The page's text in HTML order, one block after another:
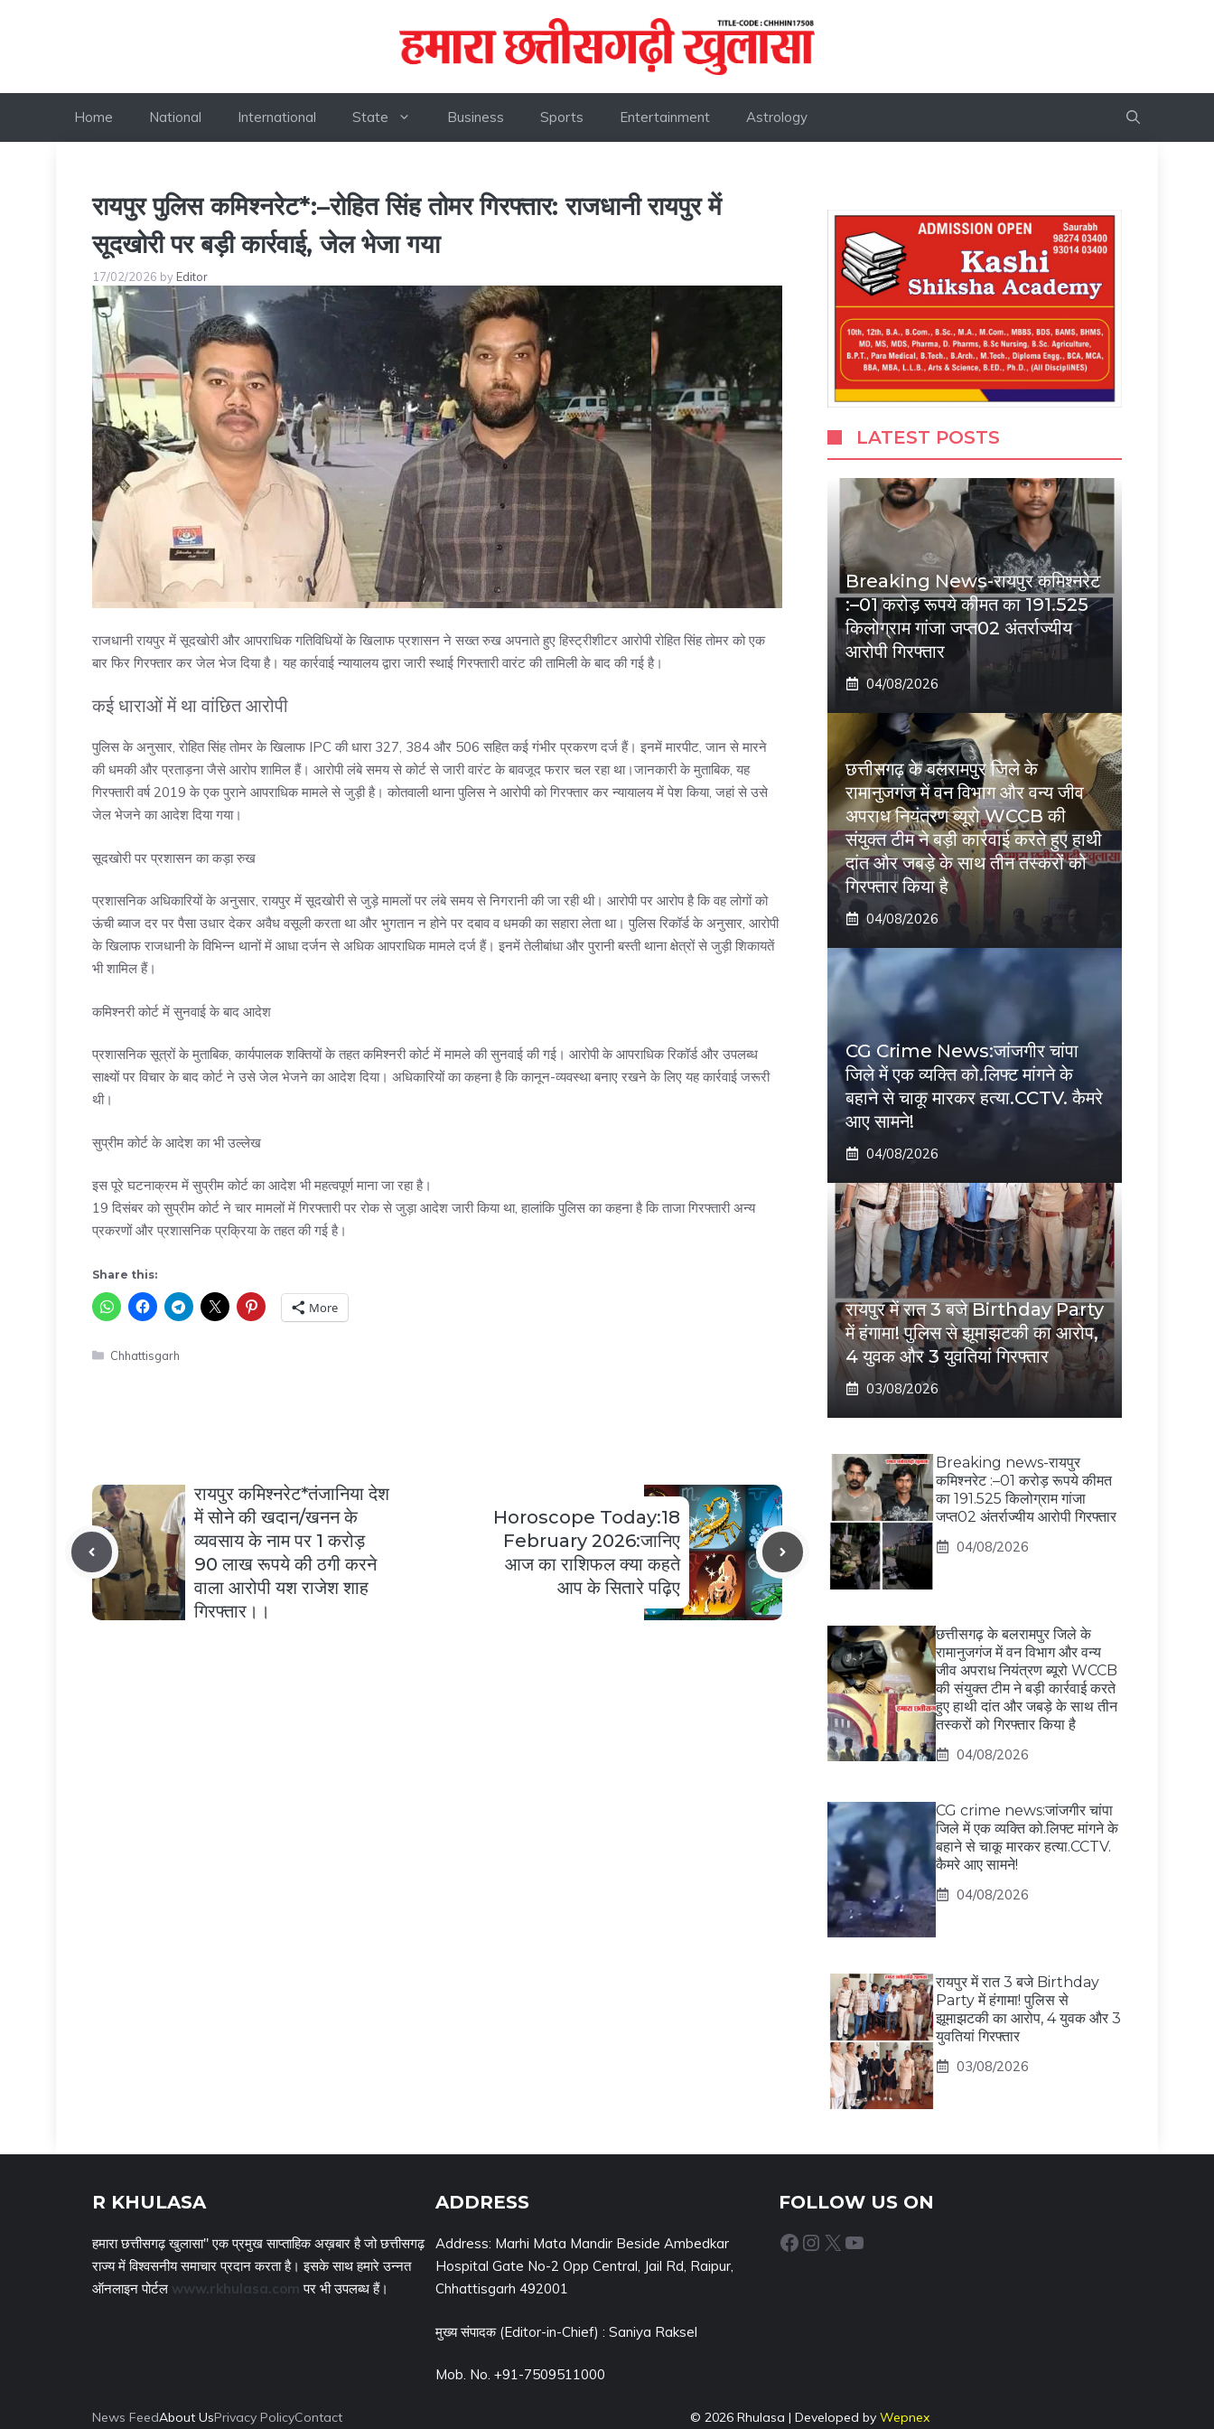
Home National International State Business Sports Entertainment Astrology
रायपुर पुलिस कमिश्नरेट*:–रोहित सिंह तोमर गिरफ्तार: राजधानी रायपुर में
सूदखोरी पर बड़ी कार्रवाई, जेल भेजा गया
17/02/2026 by Editor
राजधानी रायपुर में सूदखोरी और आपराधिक गतिविधियों के खिलाफ प्रशासन ने सख्त रुख अपनाते हुए हिस्ट्रीशीटर आरोपी रोहित सिंह तोमर को एक
बार फिर गिरफ्तार कर जेल भेज दिया है। यह कार्रवाई न्यायालय द्वारा जारी स्थाई गिरफ्तारी वारंट की तामिली के बाद की गई है।
कई धाराओं में था वांछित आरोपी
पुलिस के अनुसार, रोहित सिंह तोमर के खिलाफ IPC की धारा 327, 384 और 506 सहित कई गंभीर प्रकरण दर्ज हैं। इनमें मारपीट, जान से मारने
की धमकी और प्रताड़ना जैसे आरोप शामिल हैं। आरोपी लंबे समय से कोर्ट से जारी वारंट के बावजूद फरार चल रहा था।जानकारी के मुताबिक, यह
गिरफ्तारी वर्ष 2019 के एक पुराने आपराधिक मामले से जुड़ी है। कोतवाली थाना पुलिस ने आरोपी को गिरफ्तार कर न्यायालय में पेश किया, जहां से उसे
जेल भेजने का आदेश दिया गया।
सूदखोरी पर प्रशासन का कड़ा रुख
प्रशासनिक अधिकारियों के अनुसार, रायपुर में सूदखोरी से जुड़े मामलों पर लंबे समय से निगरानी की जा रही थी। आरोपी पर आरोप है कि वह लोगों को
ऊंची ब्याज दर पर पैसा उधार देकर अवैध वसूली करता था और भुगतान न होने पर दबाव व धमकी का सहारा लेता था। पुलिस रिकॉर्ड के अनुसार, आरोपी
के खिलाफ राजधानी के विभिन्न थानों में आधा दर्जन से अधिक आपराधिक मामले दर्ज हैं। इनमें तेलीबांधा और पुरानी बस्ती थाना क्षेत्रों से जुड़ी शिकायतें
भी शामिल हैं।
कमिश्नरी कोर्ट में सुनवाई के बाद आदेश
प्रशासनिक सूत्रों के मुताबिक, कार्यपालक शक्तियों के तहत कमिश्नरी कोर्ट में मामले की सुनवाई की गई। आरोपी के आपराधिक रिकॉर्ड और उपलब्ध
साक्ष्यों पर विचार के बाद कोर्ट ने उसे जेल भेजने का आदेश दिया। अधिकारियों का कहना है कि कानून-व्यवस्था बनाए रखने के लिए यह कार्रवाई जरूरी
थी।
सुप्रीम कोर्ट के आदेश का भी उल्लेख
इस पूरे घटनाक्रम में सुप्रीम कोर्ट का आदेश भी महत्वपूर्ण माना जा रहा है।
19 दिसंबर को सुप्रीम कोर्ट ने चार मामलों में गिरफ्तारी पर रोक से जुड़ा आदेश जारी किया था, हालांकि पुलिस का कहना है कि ताजा गिरफ्तारी अन्य
प्रकरणों और प्रशासनिक प्रक्रिया के तहत की गई है।
Share this:
More
Categories
Chhattisgarh
रायपुर कमिश्नरेट*तंजानिया देश
में सोने की खदान/खनन के
व्यवसाय के नाम पर 1 करोड़
90 लाख रूपये की ठगी करने
वाला आरोपी यश राजेश शाह
गिरफ्तार।।
Horoscope Today:18
February 2026:जानिए
आज का राशिफल क्या कहते
आप के सितारे पढ़िए
LATEST POSTS
Breaking News-रायपुर कमिश्नरेट
:–01 करोड़ रूपये कीमत का 191.525
किलोग्राम गांजा जप्त02 अंतर्राज्यीय
आरोपी गिरफ्तार
04/08/2026
छत्तीसगढ़ के बलरामपुर जिले के
रामानुजगंज में वन विभाग और वन्य जीव
अपराध नियंत्रण ब्यूरो WCCB की
संयुक्त टीम ने बड़ी कार्रवाई करते हुए हाथी
दांत और जबड़े के साथ तीन तस्करों को
गिरफ्तार किया है
04/08/2026
CG Crime News:जांजगीर चांपा
जिले में एक व्यक्ति को.लिफ्ट मांगने के
बहाने से चाकू मारकर हत्या.CCTV. कैमरे
आए सामने!
04/08/2026
रायपुर में रात 3 बजे Birthday Party
में हंगामा! पुलिस से झूमाझटकी का आरोप,
4 युवक और 3 युवतियां गिरफ्तार
03/08/2026
Breaking news-रायपुर
कमिश्नरेट :–01 करोड़ रूपये कीमत
का 191.525 किलोग्राम गांजा
जप्त02 अंतर्राज्यीय आरोपी गिरफ्तार
04/08/2026
छत्तीसगढ़ के बलरामपुर जिले के
रामानुजगंज में वन विभाग और वन्य
जीव अपराध नियंत्रण ब्यूरो WCCB
की संयुक्त टीम ने बड़ी कार्रवाई करते
हुए हाथी दांत और जबड़े के साथ तीन
तस्करों को गिरफ्तार किया है
04/08/2026
CG crime news:जांजगीर चांपा
जिले में एक व्यक्ति को.लिफ्ट मांगने के
बहाने से चाकू मारकर हत्या.CCTV.
कैमरे आए सामने!
04/08/2026
रायपुर में रात 3 बजे Birthday
Party में हंगामा! पुलिस से
झूमाझटकी का आरोप, 4 युवक और 3
युवतियां गिरफ्तार
03/08/2026
R KHULASA
हमारा छत्तीसगढ़ खुलासा" एक प्रमुख साप्ताहिक अख़बार है जो छत्तीसगढ़
राज्य में विश्वसनीय समाचार प्रदान करता है। इसके साथ हमारे उन्नत
ऑनलाइन पोर्टल www.rkhulasa.com पर भी उपलब्ध हैं।
ADDRESS
Address: Marhi Mata Mandir Beside Ambedkar
Hospital Gate No-2 Opp Central, Jail Rd, Raipur,
Chhattisgarh 492001
मुख्य संपादक (Editor-in-Chief) : Saniya Raksel
Mob. No. +91-7509511000
FOLLOW US ON
Facebook Instagram X YouTube
News FeedAbout UsPrivacy PolicyContact © 2026 Rhulasa | Developed by Wepnex